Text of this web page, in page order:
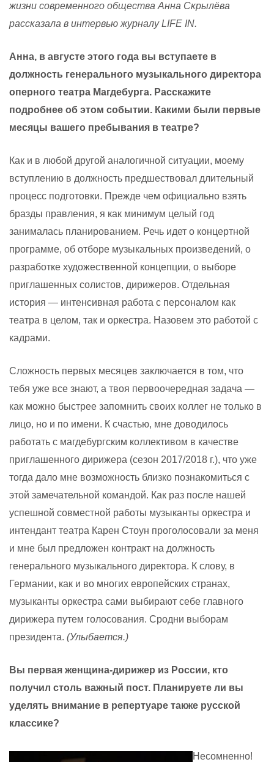
жизни современного общества Анна Скрылёва
рассказала в интервью журналуLIFE IN.
Анна, в августе этого года вы вступаете в
должность генерального музыкального директора
оперного театра Магдебурга. Расскажите
подробнее об этом событии. Какими были первые
месяцы вашего пребывания в театре?
Как и в любой другой аналогичной ситуации, моему
вступлению в должность предшествовал длительный
процесс подготовки. Прежде чем официально взять
бразды правления, я как минимум целый год
занималась планированием. Речь идет о концертной
программе, об отборе музыкальных произведений, о
разработке художественной концепции, о выборе
приглашенных солистов, дирижеров. Отдельная
история — интенсивная работа с персоналом как
театра в целом, так и оркестра. Назовем это работой с
кадрами.
Сложность первых месяцев заключается в том, что
тебя уже все знают, а твоя первоочередная задача —
как можно быстрее запомнить своих коллег не только в
лицо, но и по имени. К счастью, мне доводилось
работать с магдебургским коллективом в качестве
приглашенного дирижера (сезон 2017/2018 г.), что уже
тогда дало мне возможность близко познакомиться с
этой замечательной командой. Как раз после нашей
успешной совместной работы музыканты оркестра и
интендант театра Карен Стоун проголосовали за меня
и мне был предложен контракт на должность
генерального музыкального директора. К слову, в
Германии, как и во многих европейских странах,
музыканты оркестра сами выбирают себе главного
дирижера путем голосования. Сродни выборам
президента. (Улыбается.)
Вы первая женщина-дирижер из России, кто
получил столь важный пост. Планируете ли вы
уделять внимание в репертуаре также русской
классике?
Несомненно!